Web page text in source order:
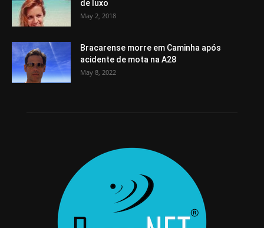
de luxo
May 2, 2018
Bracarense morre em Caminha após
acidente de mota na A28
May 8, 2022